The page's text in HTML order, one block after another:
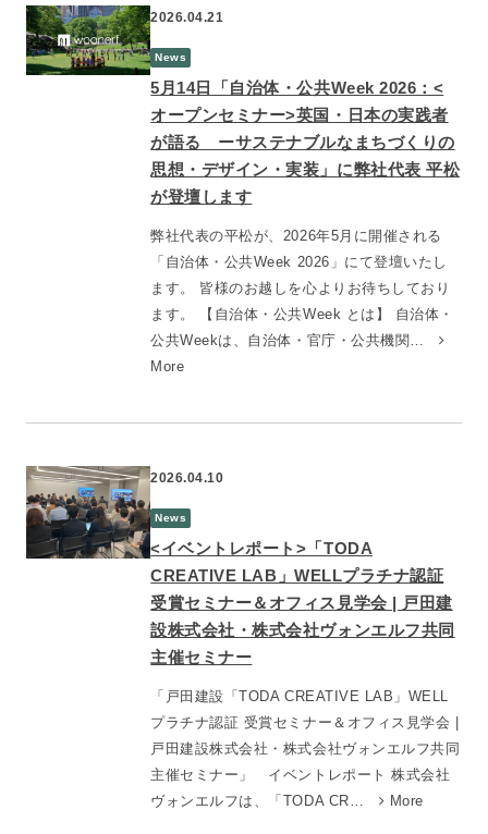
2026.04.21
News
5月14日「自治体・公共Week 2026：<
オープンセミナー>英国・日本の実践者
が語る ーサステナブルなまちづくりの
思想・デザイン・実装」に弊社代表 平松
が登壇します
弊社代表の平松が、2026年5月に開催される
「自治体・公共Week 2026」にて登壇いたし
ます。 皆様のお越しを心よりお待ちしており
ます。 【自治体・公共Week とは】 自治体・
公共Weekは、自治体・官庁・公共機関…
More
2026.04.10
News
<イベントレポート>「TODA
CREATIVE LAB」WELLプラチナ認証
受賞セミナー＆オフィス見学会 | 戸田建
設株式会社・株式会社ヴォンエルフ共同
主催セミナー
「戸田建設「TODA CREATIVE LAB」WELL
プラチナ認証 受賞セミナー＆オフィス見学会 |
戸田建設株式会社・株式会社ヴォンエルフ共同
主催セミナー」 イベントレポート 株式会社
ヴォンエルフは、「TODA CR…
More